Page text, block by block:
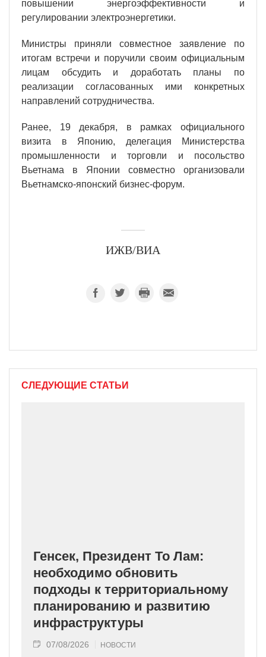
повышении энергоэффективности и
регулировании электроэнергетики.
Министры приняли совместное заявление по
итогам встречи и поручили своим официальным
лицам обсудить и доработать планы по
реализации согласованных ими конкретных
направлений сотрудничества.
Ранее, 19 декабря, в рамках официального
визита в Японию, делегация Министерства
промышленности и торговли и посольство
Вьетнама в Японии совместно организовали
Вьетнамско-японский бизнес-форум.
ИЖВ/ВИА
СЛЕДУЮЩИЕ СТАТЬИ
Генсек, Президент То Лам:
необходимо обновить
подходы к территориальному
планированию и развитию
инфраструктуры
07/08/2026 НОВОСТИ